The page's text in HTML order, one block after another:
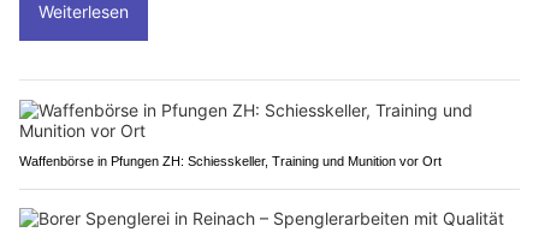
Weiterlesen
Waffenbörse in Pfungen ZH: Schiesskeller, Training und Munition vor Ort